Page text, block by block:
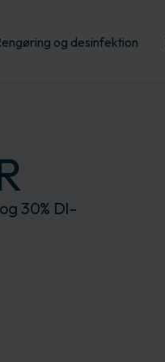
og desinfektion
30% DI-